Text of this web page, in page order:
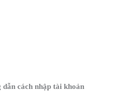
cách nhập tài khoản